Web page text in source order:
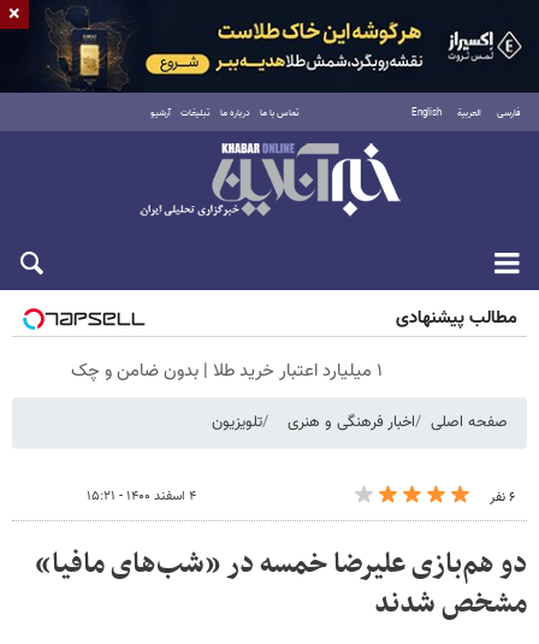
فارسی العربية English تماس با ما درباره ما تبلیغات آرشیو
پنجشنبه ۱۵ مرداد ۱۴۰۵
مطالب پیشنهادی
۱ میلیارد اعتبار خرید طلا | بدون ضامن و چک
صفحه اصلی اخبار فرهنگی و هنری تلویزیون
۶ نفر ۴ اسفند ۱۴۰۰ - ۱۵:۲۱
دو هم‌بازی علیرضا خمسه در «شب‌های مافیا»
مشخص شدند
×